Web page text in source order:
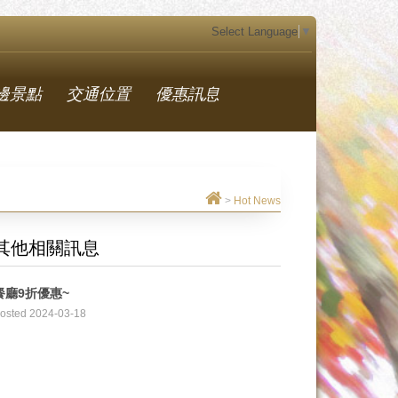
Select Language ▼
景點 交通位置 優惠訊息
> Hot News
他相關訊息
廳9折優惠~
2024-03-18